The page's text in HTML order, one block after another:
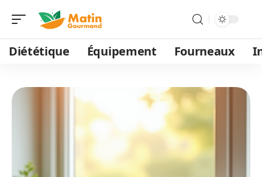
Diététique Équipement Fourneaux